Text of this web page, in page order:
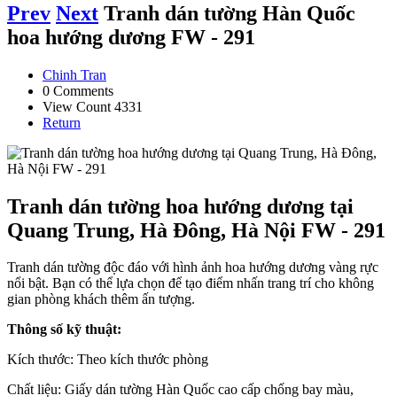
Prev Next Tranh dán tường Hàn Quốc
hoa hướng dương FW - 291
Chinh Tran
0 Comments
View Count 4331
Return
Tranh dán tường hoa hướng dương tại
Quang Trung, Hà Đông, Hà Nội FW - 291
Tranh dán tường độc đáo với hình ảnh hoa hướng dương vàng rực
nổi bật. Bạn có thể lựa chọn để tạo điểm nhấn trang trí cho không
gian phòng khách thêm ấn tượng.
Thông số kỹ thuật:
Kích thước: Theo kích thước phòng
Chất liệu: Giấy dán tường Hàn Quốc cao cấp chống bay màu,